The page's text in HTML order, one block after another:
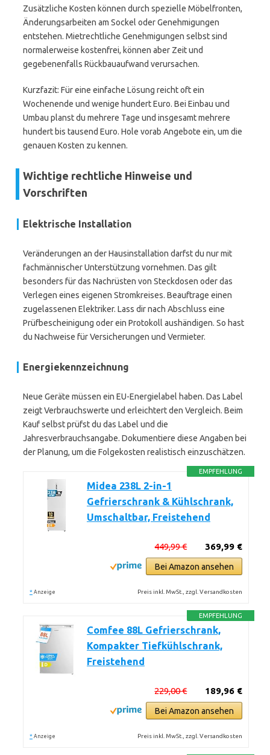
Zusätzliche Kosten können durch spezielle Möbelfronten,
Änderungsarbeiten am Sockel oder Genehmigungen
entstehen. Mietrechtliche Genehmigungen selbst sind
normalerweise kostenfrei, können aber Zeit und
gegebenenfalls Rückbauaufwand verursachen.
Kurzfazit: Für eine einfache Lösung reicht oft ein
Wochenende und wenige hundert Euro. Bei Einbau und
Umbau planst du mehrere Tage und insgesamt mehrere
hundert bis tausend Euro. Hole vorab Angebote ein, um die
genauen Kosten zu kennen.
Wichtige rechtliche Hinweise und
Vorschriften
Elektrische Installation
Veränderungen an der Hausinstallation darfst du nur mit
fachmännischer Unterstützung vornehmen. Das gilt
besonders für das Nachrüsten von Steckdosen oder das
Verlegen eines eigenen Stromkreises. Beauftrage einen
zugelassenen Elektriker. Lass dir nach Abschluss eine
Prüfbescheinigung oder ein Protokoll aushändigen. So hast
du Nachweise für Versicherungen und Vermieter.
Energiekennzeichnung
Neue Geräte müssen ein EU-Energielabel haben. Das Label
zeigt Verbrauchswerte und erleichtert den Vergleich. Beim
Kauf selbst prüfst du das Label und die
Jahresverbrauchsangabe. Dokumentiere diese Angaben bei
der Planung, um die Folgekosten realistisch einzuschätzen.
EMPFEHLUNG
Midea 238L 2-in-1
Gefrierschrank & Kühlschrank,
Umschaltbar, Freistehend
369,99 €
449,99 €
Bei Amazon ansehen
* Anzeige Preis inkl. MwSt., zzgl. Versandkosten
EMPFEHLUNG
Comfee 88L Gefrierschrank,
Kompakter Tiefkühlschrank,
Freistehend
189,96 €
229,00 €
Bei Amazon ansehen
* Anzeige Preis inkl. MwSt., zzgl. Versandkosten